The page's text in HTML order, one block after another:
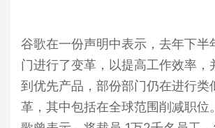
谷歌在一份声明中表示，去年下半
门进行了变革，以提高工作效率，
到优先产品，部份部门仍在进行类
革，其中包括在全球范围削减职位